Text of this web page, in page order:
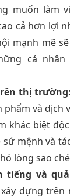
muốn làm
cả hơn lợi
mạnh mẽ
cá
thị trường:
phẩm và dịch
khác biệt
sứ mệnh và
lòng sao
tiếng và
dựng trên